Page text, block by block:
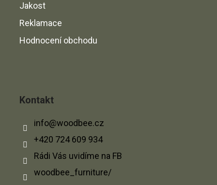
Jakost
Reklamace
Hodnocení obchodu
Kontakt
info@woodbee.cz
+420 724 609 934
Rádi Vás uvidíme na FB
woodbee_furniture/